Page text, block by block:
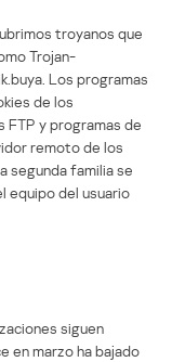
troyanos que
Trojan-
Los programas
de los
FTP y programas de
remoto de los
segunda familia se
equipo del usuario
siguen
en marzo ha bajado